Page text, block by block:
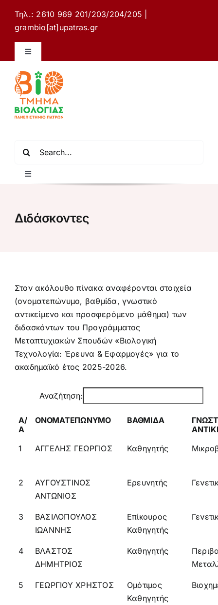
περιεχόμενο
Τηλ.: 2610 969 201/203/204/205 |
grambio[at]upatras.gr
Toggle
Ιστότοπος Τμήματος Βιολογίας
Επικοινωνία
Toggle
Navigation
Πληροφορίες σπουδών
Πολιτική ποιότητας
Ανακοινώσεις
Διδάσκοντες
Στον ακόλουθο πίνακα αναφέρονται στοιχεία
(ονοματεπώνυμο, βαθμίδα, γνωστικό
αντικείμενο και προσφερόμενο μάθημα) των
διδασκόντων του Προγράμματος
Μεταπτυχιακών Σπουδών «Βιολογική
Τεχνολογία: Έρευνα & Εφαρμογές» για το
ακαδημαϊκό έτος 2025-2026.
Αναζήτηση:
Α/
Α
ΟΝΟΜΑΤΕΠΩΝΥΜΟ ΒΑΘΜΙΔΑ
1
ΑΓΓΕΛΗΣ ΓΕΩΡΓΙΟΣ Καθηγητής
2
ΑΥΓΟΥΣΤΙΝΟΣ
ΑΝΤΩΝΙΟΣ
Ερευνητής
3
ΒΑΣΙΛΟΠΟΥΛΟΣ
ΙΩΑΝΝΗΣ
Επίκουρος
Καθηγητής
4
ΒΛΑΣΤΟΣ
ΔΗΜΗΤΡΙΟΣ
Καθηγητής
5 ΓΕΩΡΓΙΟΥ ΧΡΗΣΤΟΣ
Ομότιμος
Καθηγητής